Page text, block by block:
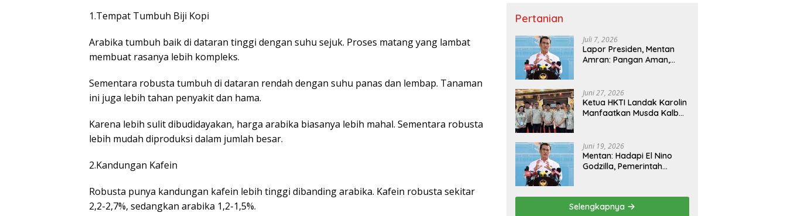
1.Tempat Tumbuh Biji Kopi
Arabika tumbuh baik di dataran tinggi dengan suhu sejuk. Proses matang yang lambat
membuat rasanya lebih kompleks.
Sementara robusta tumbuh di dataran rendah dengan suhu panas dan lembap. Tanaman
ini juga lebih tahan penyakit dan hama.
Karena lebih sulit dibudidayakan, harga arabika biasanya lebih mahal. Sementara robusta
lebih mudah diproduksi dalam jumlah besar.
2.Kandungan Kafein
Robusta punya kandungan kafein lebih tinggi dibanding arabika. Kafein robusta sekitar
2,2-2,7%, sedangkan arabika 1,2-1,5%.
Pertanian
Juli 7, 2026
Lapor Presiden, Mentan
Amran: Pangan Aman,
Juni 27, 2026
Ketua HKTI Landak Karolin
Manfaatkan Musda Kalbar
Juni 19, 2026
Mentan: Hadapi El Nino
Godzilla, Pemerintah
Infrastruktur Pertanian
Nasional
Selengkapnya